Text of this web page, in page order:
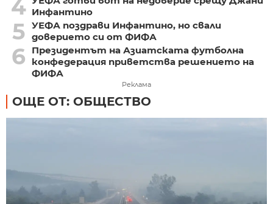
4 Инфантино
5 УЕФА поздрави Инфантино, но свали
доверието си от ФИФА
6
Президентът на Азиатската футболна
конфедерация приветства решението на
ФИФА
Реклама
ОЩЕ ОТ: ОБЩЕСТВО